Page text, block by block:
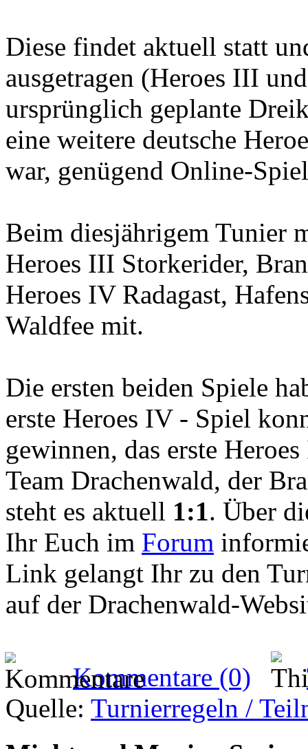
Diese findet aktuell statt
ausgetragen (Heroes III
ursprünglich geplante
eine weitere deutsche
war, genügend Online-
Beim diesjährigem Tunier
Heroes III Storkerider,
Heroes IV Radagast,
Waldfee mit.
Die ersten beiden Spiele
erste Heroes IV - Spiel
gewinnen, das erste
Team Drachenwald, der
steht es aktuell 1:1 . Über
Ihr Euch im Forum
Link gelangt Ihr zu den
auf der Drachenwald-
Kommentare (0)
Quelle: Turnierregeln /